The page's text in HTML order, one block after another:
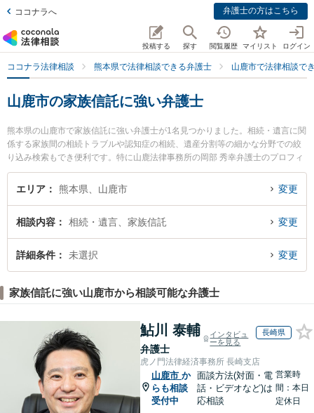
ココナラへ 弁護士の方はこちら
投稿する 探す 閲覧履歴 マイリスト ログイン
ココナラ法律相談 熊本県で法律相談できる弁護士 山鹿市で法律相談で
山鹿市の家族信託に強い弁護士
熊本県の山鹿市で家族信託に強い弁護士が1名見つかりました。相続・遺言に関
係する家族間の相続トラブルや認知症の相続、遺産分割等の細かな分野での絞
り込み検索もでき便利です。特に山鹿法律事務所の岡部 秀幸弁護士のプロフィ
ール情報や弁護士費用、強みなどが注目されています。『山鹿市で土日や夜間
に発生した家族信託のトラブルを今すぐに弁護士に相談したい』『家族信託の
談者さんにおすすめです。
エリア 熊本県、山鹿市 変更
相談内容 相続・遺言、家族信託 変更
詳細条件 未選択 変更
家族信託に強い山鹿市から相談可能な弁護士
鮎川 泰輔
弁護士
インタビュ
ーを見る
長崎県
虎ノ門法律経済事務所 長崎支店
山鹿市 か
らも相談
受付中
面談方法(対面・電
話・ビデオなど)は
応相談
営業時
間：本日
定休日